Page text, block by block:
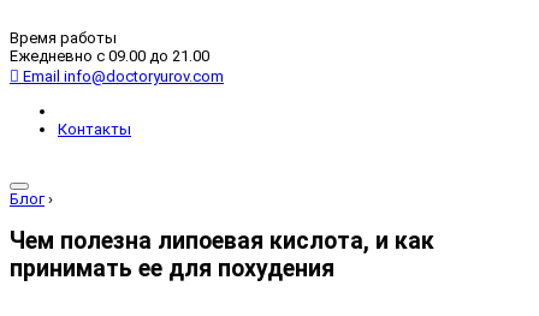
Время работы
Ежедневно с 09.00 до 21.00
Email info@doctoryurov.com
Контакты
Блог ›
Чем полезна липоевая кислота, и как
принимать ее для похудения